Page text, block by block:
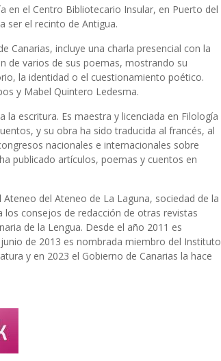
en el Centro Bibliotecario Insular, en Puerto del
ser el recinto de Antigua.
Canarias, incluye una charla presencial con la
de varios de sus poemas, mostrando su
la identidad o el cuestionamiento poético.
y Mabel Quintero Ledesma.
la escritura. Es maestra y licenciada en Filología
y su obra ha sido traducida al francés, al
nacionales e internacionales sobre
publicado artículos, poemas y cuentos en
del Ateneo de La Laguna, sociedad de la
consejos de redacción de otras revistas
de la Lengua. Desde el año 2011 es
de 2013 es nombrada miembro del Instituto
y en 2023 el Gobierno de Canarias la hace